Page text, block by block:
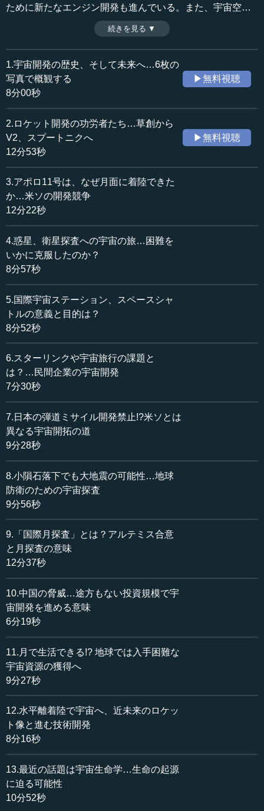
ために新たなエンジン開発も進んでいる。また、宇宙空間
においても、より広範囲に、あるいは長時間活動するため
の技術開発も進んでいる。それらにはどんな技術なのか。
スクラムジェット、ホールスラスタ、光子推進などを取り
上げながら解説する。（全14話中第12話）
※インタビュアー：川上達史（テンミニッツ・アカデミー
編集長）
収録日：2024年11月14日
追加日：2025年10月12日
カテゴリー：
科学技術
●ハイパーソニック…ロケット以外の「推進方法」
―― 続きまして、今回はロケット技術についての話にな
川口 「Propulsion」は「推進」という言葉です。いわゆ
るロケットとは写真にあるような姿だと普通は思うでしょ
う。現在は性能の良さから液体水素を使ったロケットが主
流なロケットのあり方で、わが国もそれを運用していま
す。ですが、それ以外の推進方法は、実はいろいろとある
のです。
地上から打ち上がるロケットは大きな推力がなければい
けないので、宇宙空間だけで稼働するエンジンとはやや違
っています。資料にあるのは、「ハイパーソニック」とい
う極超音速機です。
左下にある「スクラムジェット」とは、超音速燃焼のジ
ェットエンジンを指しています。メカニカルなタービンや
コンプレッサーがあるわけではなく、気体がそのまま入っ
てきて自ら圧縮され、燃焼を伴って排出されていくという
エンジンです。極超音速エンジンとは、マッハ数でいうと5
以上の速さで飛ぶのに適したエンジンのことです。
は完成しているという報道もありますが、アメリカも実験
段階です。アメリカの目標は2030年までにこれを実用化
し、防衛に提供すると言っています。まだそういった段階
です。
航続時間が長く保てなくてもよいのであれば、日本でも
極超音速（エアブリージングエンジン）の実験はしていま
す。また、北朝鮮がロシアのそれを運用し「極超音速ミサ
イル」の実験をしている可能性がある。このように実験的
には、距離の短い技術は登場していますが、まだ実用化に
は至っていません。
機体が、宇宙へ輸送する第1段目のロケットに変わっていく
でしょう。したがって、機体が水平離着陸をして宇宙に出
かける時代が将来像なのです。いつまでも縦積みにしたロ
ケットが垂直に上がっていくという姿なのではない。水平
です。この目標を忘れないようにしたいところです。
―― ジェットエンジンということですから当然、宇宙空
間ではなく大気があるところで使うのですね。
川口 はい。2段目以降はロケットになります。
続きを見る ▼
1.宇宙開発の歴史、そして未来へ…6枚の
写真で概観する
8分00秒
▶無料視聴
2.ロケット開発の功労者たち…草創から
V2、スプートニクへ
12分53秒
▶無料視聴
3.アポロ11号は、なぜ月面に着陸できた
か…米ソの開発競争
12分22秒
4.惑星、衛星探査への宇宙の旅…困難を
いかに克服したのか？
8分57秒
5.国際宇宙ステーション、スペースシャ
トルの意義と目的は？
8分52秒
6.スターリンクや宇宙旅行の課題と
は？…民間企業の宇宙開発
7分30秒
7.日本の弾道ミサイル開発禁止!?米ソとは
異なる宇宙開拓の道
9分28秒
8.小隕石落下でも大地震の可能性…地球
防衛のための宇宙探査
9分56秒
9.「国際月探査」とは？アルテミス合意
と月探査の意味
12分37秒
10.中国の脅威…途方もない投資規模で宇
宙開発を進める意味
6分19秒
11.月で生活できる!? 地球では入手困難な
宇宙資源の獲得へ
9分27秒
12.水平離着陸で宇宙へ、近未来のロケッ
ト像と進む技術開発
8分16秒
13.最近の話題は宇宙生命学…生命の起源
に迫る可能性
10分52秒